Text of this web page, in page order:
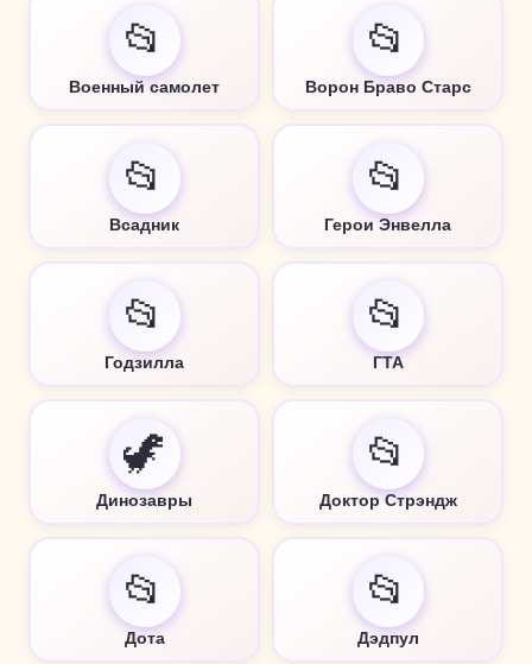
📂
Военный самолет
📂
Ворон Браво Старс
📂
Всадник
📂
Герои Энвелла
📂
Годзилла
📂
ГТА
🦖
Динозавры
📂
Доктор Стрэндж
📂
Дота
📂
Дэдпул